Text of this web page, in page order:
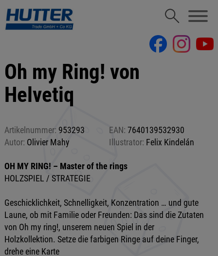
Oh my Ring! von
Helvetiq
Artikelnummer: 953293 EAN: 7640139532930
Autor: Olivier Mahy Illustrator: Felix Kindelán
OH MY RING! – Master of the rings
HOLZSPIEL / STRATEGIE
Geschicklichkeit, Schnelligkeit, Konzentration … und gute
Laune, ob mit Familie oder Freunden: Das sind die Zutaten
von Oh my ring!, unserem neuen Spiel in der
Holzkollektion. Setze die farbigen Ringe auf deine Finger,
drehe eine Karte